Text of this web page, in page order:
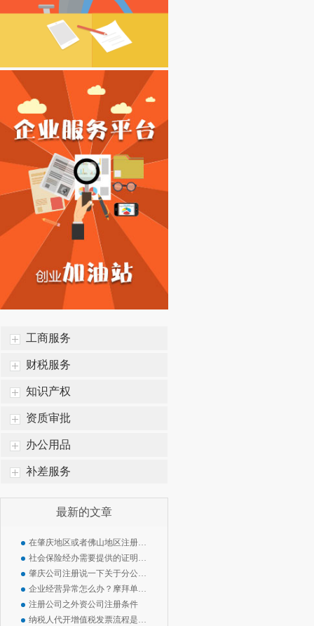
工商服务
财税服务
知识产权
资质审批
办公用品
补差服务
最新的文章
在肇庆地区或者佛山地区注册公司需要注意什么
社会保险经办需要提供的证明事项将大幅减少 !!
肇庆公司注册说一下关于分公司与子公司的区别
企业经营异常怎么办？摩拜单车陷入经营异常名单
注册公司之外资公司注册条件
纳税人代开增值税发票流程是如何规定的？